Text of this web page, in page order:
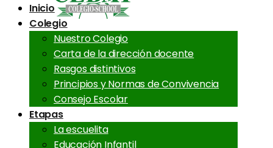
Inicio
Colegio
Nuestro Colegio
Carta de la dirección docente
Rasgos distintivos
Principios y Normas de Convivencia
Consejo Escolar
Etapas
La escuelita
Educación Infantil